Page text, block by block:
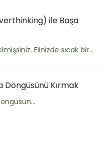
ile Başa
Elinizde sıcak bir...
Döngüsünü Kırmak